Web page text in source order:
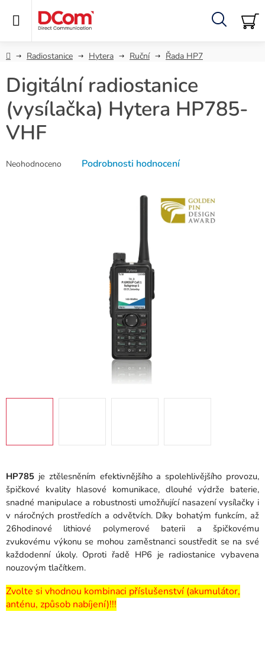
Hledat
DomůRadiostanice Hytera Ruční Řada HP7
HP785 je ztělesněním efektivnějšího a spolehlivějšího provozu,
špičkové kvality hlasové komunikace, dlouhé výdrže baterie,
snadné manipulace a robustnosti umožňující nasazení vysílačky i
v náročných prostředích a odvětvích. Díky bohatým funkcím, až
26hodinové lithiové polymerové baterii a špičkovému
zvukovému výkonu se mohou zaměstnanci soustředit se na své
každodenní úkoly. Oproti řadě HP6 je radiostanice vybavena
nouzovým tlačítkem.
Zvolte si vhodnou kombinaci příslušenství (akumulátor,
anténu, způsob nabíjení)!!!
Digitální radiostanice
(vysílačka) Hytera HP785-
VHF
hodnocení
Neohodnoceno Podrobnosti hodnocení